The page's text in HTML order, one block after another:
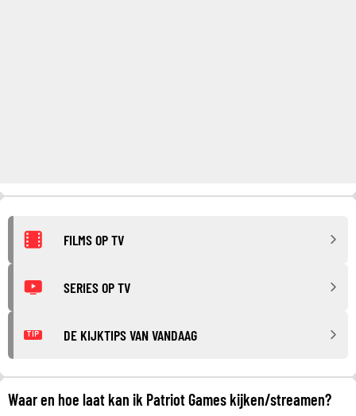
FILMS OP TV
SERIES OP TV
TIP DE KIJKTIPS VAN VANDAAG
Waar en hoe laat kan ik Patriot Games kijken/streamen?